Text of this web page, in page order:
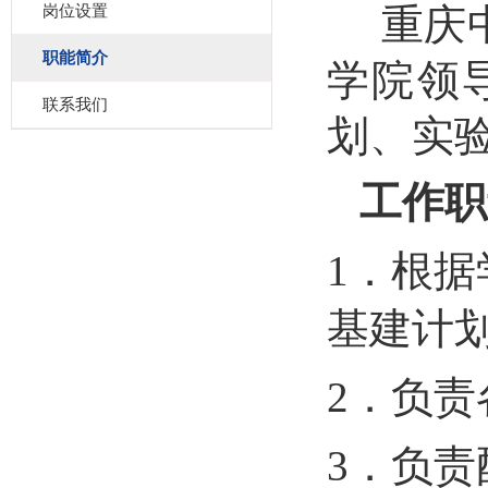
岗位设置
职能简介
联系我们
重庆
学院领
划、实
工作
1 ．根
基建计
2 ．负
3 ．负